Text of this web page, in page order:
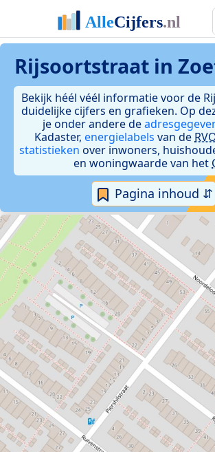
Rijsoortstraat in
Bekijk héél véél informatie voor de
duidelijke cijfers en grafieken. Op
je onder andere de
Kadaster, energielabels van de
statistieken over inwoners,
en woningwaarde van het
Pagina inhoud ⇵